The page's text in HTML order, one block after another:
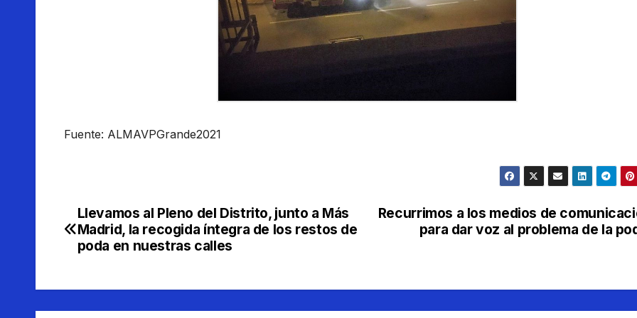
Fuente: ALMAVPGrande2021
Navegación
de
Recurrimos a los medios de
para dar voz al problema de la
Llevamos al Pleno del Distrito, junto a Más
Madrid, la recogida íntegra de los restos de
poda en nuestras calles